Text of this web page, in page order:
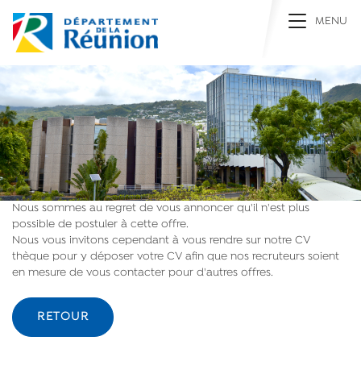
Toggle
MENU
Nous sommes au regret de vous annoncer qu'il n'est plus
possible de postuler à cette offre.
Nous vous invitons cependant à vous rendre sur notre CV
thèque pour y déposer votre CV afin que nos recruteurs soient
en mesure de vous contacter pour d'autres offres.
RETOUR